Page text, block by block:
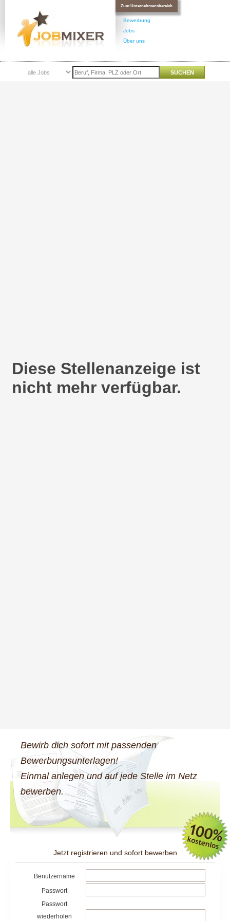
Zum Unternehmensbereich
Bewirb dich sofort mit passenden
Bewerbungsunterlagen!
Einmal anlegen und auf jede Stelle im Netz
bewerben.
Jetzt registrieren und sofort bewerben
Benutzername
Passwort
Passwort
wiederholen
Bewerbung
Jobs
Über uns